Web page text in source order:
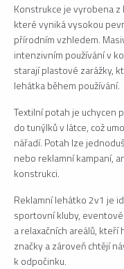
Konstrukce je vyrobena
které vyniká vysokou
přírodním vzhledem.
intenzivním používání v
starají plastové zarážky,
lehátka během používání.
Textilní potah je uchycen
do tunýlků v látce, což
nářadí. Potah lze
nebo reklamní kampaní,
konstrukci.
Reklamní lehátko 2v1 je
sportovní kluby,
a relaxačních areálů,
značky a zároveň chtějí
k odpočinku.